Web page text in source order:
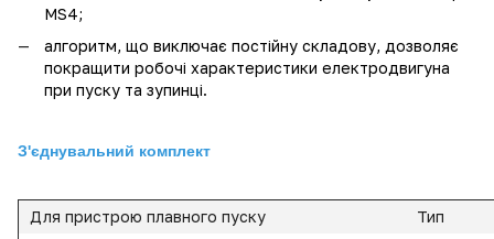
MS4;
алгоритм, що виключає постійну складову, дозволяє
покращити робочі характеристики електродвигуна
при пуску та зупинці.
З'єднувальний комплект
Для пристрою плавного пуску
Тип